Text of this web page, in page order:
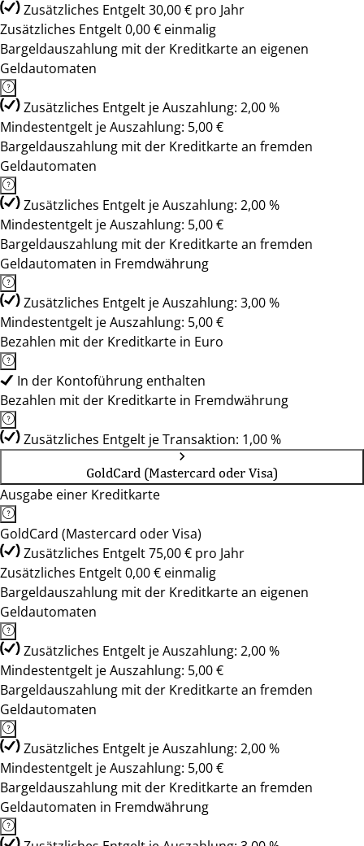
Zusätzliches Entgelt 30,00 € pro Jahr
Zusätzliches Entgelt 0,00 € einmalig
Bargeldauszahlung mit der Kreditkarte an eigenen
Geldautomaten
Zusätzliches Entgelt je Auszahlung: 2,00 %
Mindestentgelt je Auszahlung: 5,00 €
Bargeldauszahlung mit der Kreditkarte an fremden
Geldautomaten
Zusätzliches Entgelt je Auszahlung: 2,00 %
Mindestentgelt je Auszahlung: 5,00 €
Bargeldauszahlung mit der Kreditkarte an fremden
Geldautomaten in Fremdwährung
Zusätzliches Entgelt je Auszahlung: 3,00 %
Mindestentgelt je Auszahlung: 5,00 €
Bezahlen mit der Kreditkarte in Euro
In der Kontoführung enthalten
Bezahlen mit der Kreditkarte in Fremdwährung
Zusätzliches Entgelt je Transaktion: 1,00 %
GoldCard (Mastercard oder Visa)
Ausgabe einer Kreditkarte
GoldCard (Mastercard oder Visa)
Zusätzliches Entgelt 75,00 € pro Jahr
Zusätzliches Entgelt 0,00 € einmalig
Bargeldauszahlung mit der Kreditkarte an eigenen
Geldautomaten
Zusätzliches Entgelt je Auszahlung: 2,00 %
Mindestentgelt je Auszahlung: 5,00 €
Bargeldauszahlung mit der Kreditkarte an fremden
Geldautomaten
Zusätzliches Entgelt je Auszahlung: 2,00 %
Mindestentgelt je Auszahlung: 5,00 €
Bargeldauszahlung mit der Kreditkarte an fremden
Geldautomaten in Fremdwährung